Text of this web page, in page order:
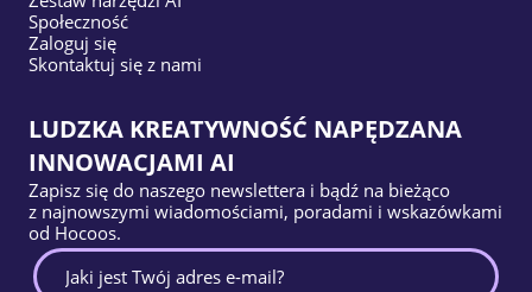
Społeczność
Zaloguj się
Skontaktuj się z nami
LUDZKA KREATYWNOŚĆ NAPĘDZANA
INNOWACJAMI AI
Zapisz się do naszego newslettera i bądź na bieżąco
z najnowszymi wiadomościami, poradami i wskazówkami
od Hocoos.